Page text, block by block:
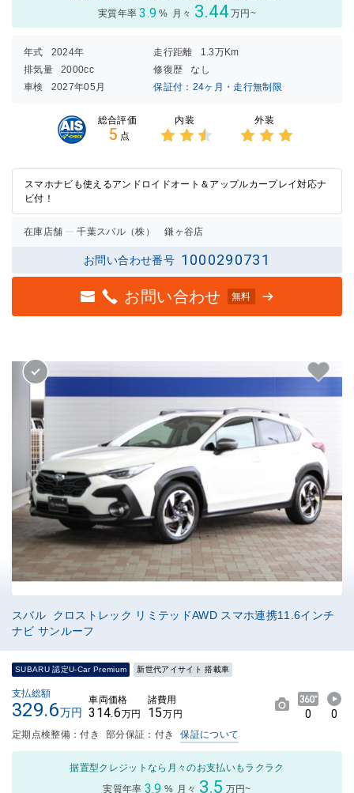
実質年率 3.9 % 月々 3.44 万円~
年式 2024年 走行距離
1.3万Km
排気量
2000cc 修復歴
なし
車検
2027年05月 保証付：24ヶ月・走行無制限
総合評価
5 点
内装
2.5点
の評価
外装
3点の
評価
スマホナビも使えるアンドロイドオート＆アップルカープレイ対応ナ
ビ付！
在庫店舗 千葉スバル（株） 鎌ヶ谷店
お問い合わせ番号 1000290731
お問い合わせ 無料
スバル クロストレック リミテッドAWD スマホ連携11.6インチ
ナビ サンルーフ
SUBARU 認定U-Car Premium 新世代アイサイト 搭載車
支払総額
329.6万円
車両価格
314.6万円
諸費用
15万円 0 0
定期点検整備：付き 部分保証：付き 保証について
据置型クレジットなら月々のお支払いもラクラク
実質年率 3.9 % 月々 3.5 万円~